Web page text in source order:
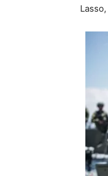
Lasso,